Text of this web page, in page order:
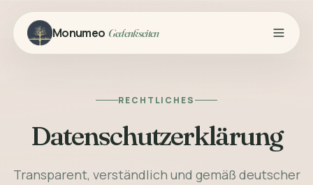
Monumeo Gedenkseiten
RECHTLICHES
Datenschutzerklärung
Transparent, verständlich und gemäß deutscher